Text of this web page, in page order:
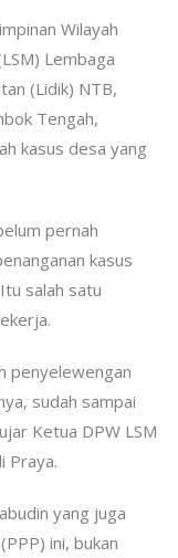
Wilayah
Lembaga
(Lidik) NTB,
Tengah,
kasus desa yang
pernah
kasus
salah satu
penyelewengan
sudah sampai
Ketua DPW LSM
Praya.
yang juga
ini, bukan